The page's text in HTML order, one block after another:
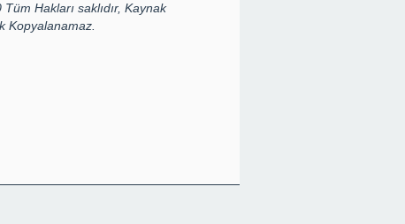
Hakları saklıdır, Kaynak
Kopyalanamaz.